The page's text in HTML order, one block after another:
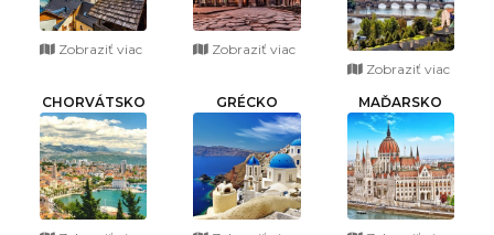
Zobraziť viac Zobraziť viac
Zobraziť viac
CHORVÁTSKO GRÉCKO MAĎARSKO